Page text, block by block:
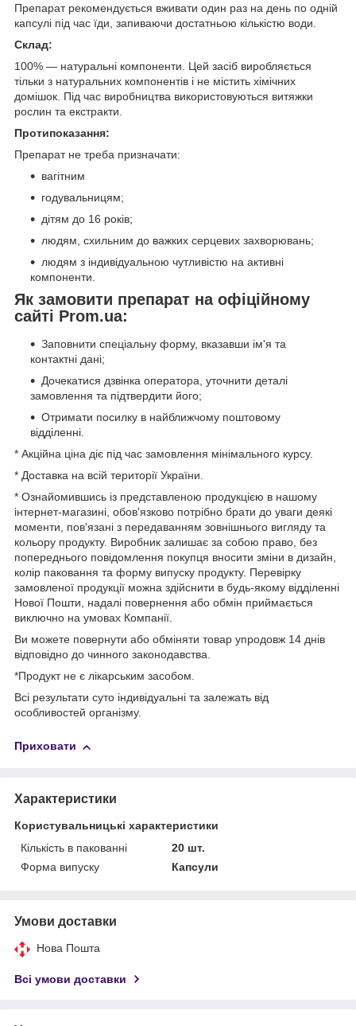
Препарат рекомендується вживати один раз на день по одній
капсулі під час їди, запиваючи достатньою кількістю води.
Склад:
100% — натуральні компоненти. Цей засіб виробляється
тільки з натуральних компонентів і не містить хімічних
домішок. Під час виробництва використовуються витяжки
рослин та екстракти.
Протипоказання:
Препарат не треба призначати:
вагітним
годувальницям;
дітям до 16 років;
людям, схильним до важких серцевих захворювань;
людям з індивідуальною чутливістю на активні
компоненти.
Як замовити препарат на офіційному
сайті Prom.ua:
Заповнити спеціальну форму, вказавши ім'я та
контактні дані;
Дочекатися дзвінка оператора, уточнити деталі
замовлення та підтвердити його;
Отримати посилку в найближчому поштовому
відділенні.
* Акційна ціна діє під час замовлення мінімального курсу.
* Доставка на всій території України.
* Ознайомившись із представленою продукцією в нашому
інтернет-магазині, обов'язково потрібно брати до уваги деякі
моменти, пов'язані з передаванням зовнішнього вигляду та
кольору продукту. Виробник залишає за собою право, без
попереднього повідомлення покупця вносити зміни в дизайн,
колір паковання та форму випуску продукту. Перевірку
замовленої продукції можна здійснити в будь-якому відділенні
Нової Пошти, надалі повернення або обмін приймається
виключно на умовах Компанії.
Ви можете повернути або обміняти товар упродовж 14 днів
відповідно до чинного законодавства.
*Продукт не є лікарським засобом.
Всі результати суто індивідуальні та залежать від
особливостей організму.
Приховати
Характеристики
Користувальницькі характеристики
Кількість в пакованні
20 шт.
Форма випуску
Капсули
Умови доставки
Нова Пошта
Всі умови доставки